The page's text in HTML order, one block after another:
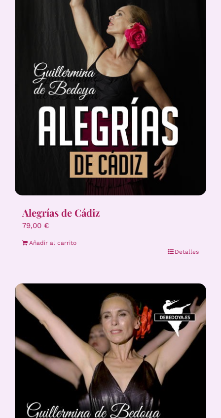
Alegrías de Cádiz
79,00 €
Añadir al carrito
Detalles